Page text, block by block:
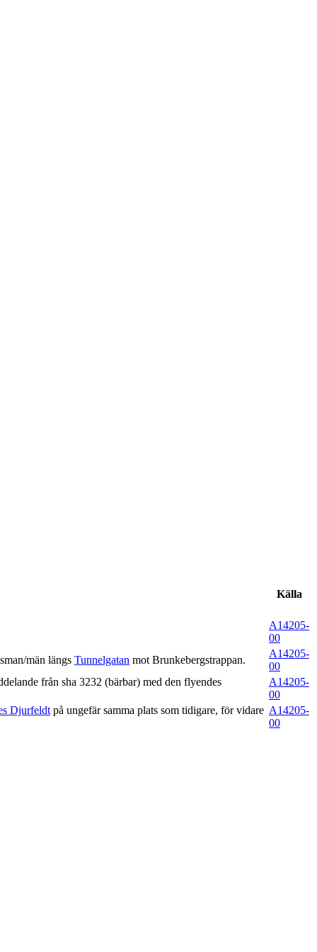
Källa
A14205-
00
män längs Tunnelgatan mot Brunkebergstrappan.
A14205-
00
från sha 3232 (bärbar) med den flyendes
A14205-
00
Djurfeldt på ungefär samma plats som tidigare, för vidare A14205-
00